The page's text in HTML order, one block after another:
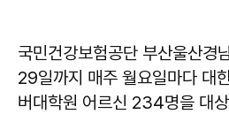
국민건강보험공단 부산울산경
29일까지 매주 월요일마다 대
버대학원 어르신 234명을 대